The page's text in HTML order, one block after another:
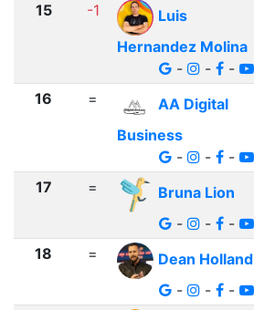
15 -1
Luis
Hernandez Molina
-
- -
16 =
AA Digital
Business
-
- -
17 =
Bruna Lion
-
- -
18 =
Dean Holland
-
- -